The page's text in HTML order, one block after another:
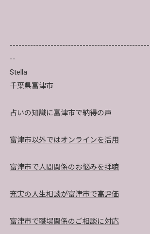
--
Stella
千葉県富津市
占いの知識に富津市で納得の声
富津市以外ではオンラインを活用
富津市で人間関係のお悩みを拝聴
充実の人生相談が富津市で高評価
富津市で職場関係のご相談に対応